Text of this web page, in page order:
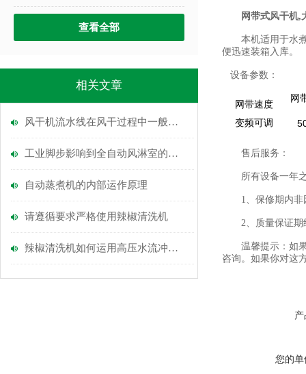
查看全部
相关文章
风干机流水线在风干过程中一般会采取哪几种运风方式
工业脚步影响到全自动风淋室的使用
自动蒸煮机的内部运作原理
请遵循要求严格使用辣椒清洗机
辣椒清洗机如何运用高压水流冲击实现高效清洗？
网带式风干机,
本机适用于水煮
便迅速装箱入库。
设备参数：
网带速度
网
变频可调
售后服务：
所有设备一年之
1、保修期内非因
2、质量保证期结
温馨提示：如果
咨询。如果你对这
您的单